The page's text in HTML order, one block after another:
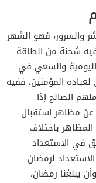
والسرور، فهو الشهر
شحنة من الطاقة
والسعي في
المؤمنين، ففيه
الصالح إذا
عن مظاهر استقبال
باختلاف
في الاستعداد
لرمضان
يبلغنا رمضان،